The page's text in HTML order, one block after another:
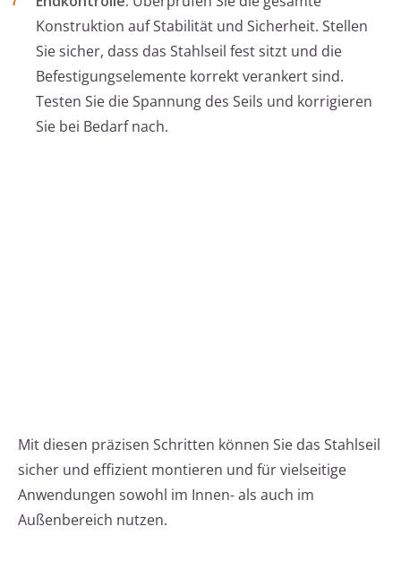
Konstruktion auf Stabilität und Sicherheit. Stellen
Sie sicher, dass das Stahlseil fest sitzt und die
Befestigungselemente korrekt verankert sind.
Testen Sie die Spannung des Seils und korrigieren
Sie bei Bedarf nach.
Mit diesen präzisen Schritten können Sie das Stahlseil
sicher und effizient montieren und für vielseitige
Anwendungen sowohl im Innen- als auch im
Außenbereich nutzen.